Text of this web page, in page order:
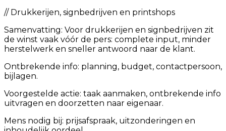
// Drukkerijen, signbedrijven en printshops
Samenvatting: Voor drukkerijen en signbedrijven zit
de winst vaak vóór de pers: complete input, minder
herstelwerk en sneller antwoord naar de klant.
Ontbrekende info: planning, budget, contactpersoon,
bijlagen.
Voorgestelde actie: taak aanmaken, ontbrekende info
uitvragen en doorzetten naar eigenaar.
Mens nodig bij: prijsafspraak, uitzonderingen en